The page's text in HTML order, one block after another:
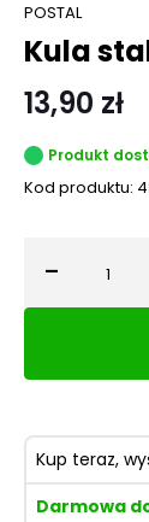
Kula
13,90 zł
Produkt
Kod produktu:
- Ilość
Kup teraz,
Darmowa